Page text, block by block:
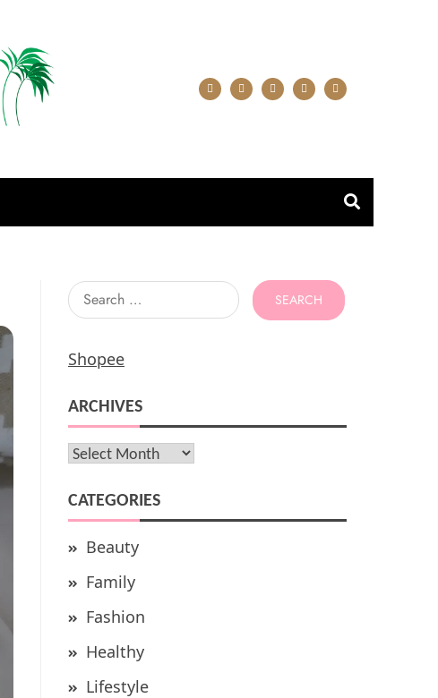
Search
for:
Shopee
ARCHIVES
Archives
CATEGORIES
Beauty
Family
Fashion
Healthy
Lifestyle